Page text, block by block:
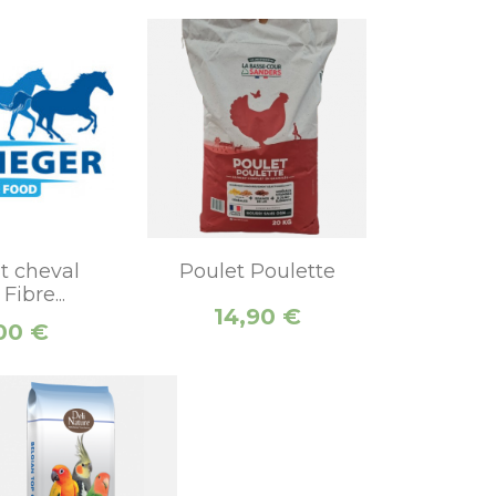
cheval
€
Poulet Poulette
Prix
14,90 €